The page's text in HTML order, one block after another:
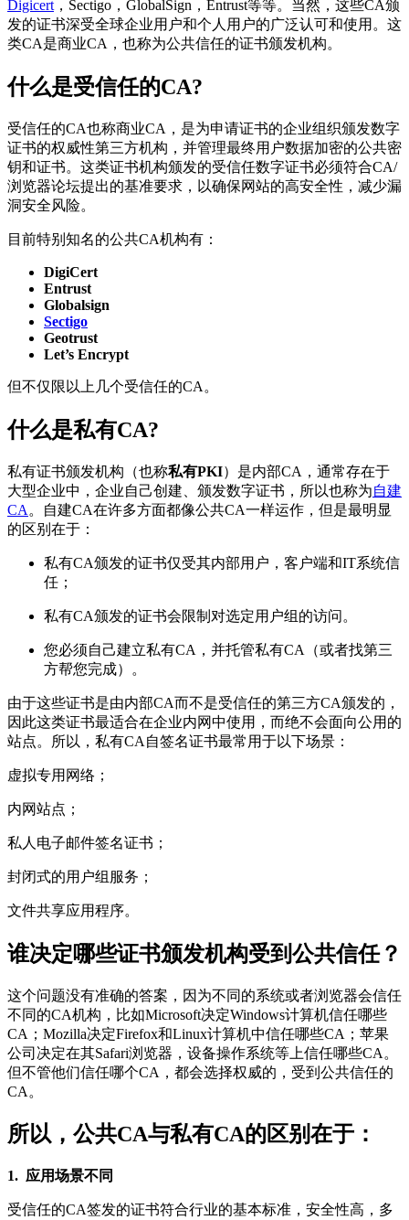
Digicert ，Sectigo，GlobalSign，Entrust等等。当然，这些CA颁
发的证书深受全球企业用户和个人用户的广泛认可和使用。这
类CA是商业CA，也称为公共信任的证书颁发机构。
什么是受信任的CA?
受信任的CA也称商业CA，是为申请证书的企业组织颁发数字
证书的权威性第三方机构，并管理最终用户数据加密的公共密
钥和证书。这类证书机构颁发的受信任数字证书必须符合CA/
浏览器论坛提出的基准要求，以确保网站的高安全性，减少漏
洞安全风险。
目前特别知名的公共CA机构有：
DigiCert
Entrust
Globalsign
Sectigo
Geotrust
Let’s Encrypt
但不仅限以上几个受信任的CA。
什么是私有CA?
私有证书颁发机构（也称私有PKI）是内部CA，通常存在于
大型企业中，企业自己创建、颁发数字证书，所以也称为自建
CA 。自建CA在许多方面都像公共CA一样运作，但是最明显
的区别在于：
私有CA颁发的证书仅受其内部用户，客户端和IT系统信
任；
私有CA颁发的证书会限制对选定用户组的访问。
您必须自己建立私有CA，并托管私有CA（或者找第三
方帮您完成）。
由于这些证书是由内部CA而不是受信任的第三方CA颁发的，
因此这类证书最适合在企业内网中使用，而绝不会面向公用的
站点。所以，私有CA自签名证书最常用于以下场景：
虚拟专用网络；
内网站点；
私人电子邮件签名证书；
封闭式的用户组服务；
文件共享应用程序。
谁决定哪些证书颁发机构受到公共信任？
这个问题没有准确的答案，因为不同的系统或者浏览器会信任
不同的CA机构，比如Microsoft决定Windows计算机信任哪些
CA；Mozilla决定Firefox和Linux计算机中信任哪些CA；苹果
公司决定在其Safari浏览器，设备操作系统等上信任哪些CA。
但不管他们信任哪个CA，都会选择权威的，受到公共信任的
CA。
所以，公共CA与私有CA的区别在于：
1. 应用场景不同
受信任的CA签发的证书符合行业的基本标准，安全性高，多